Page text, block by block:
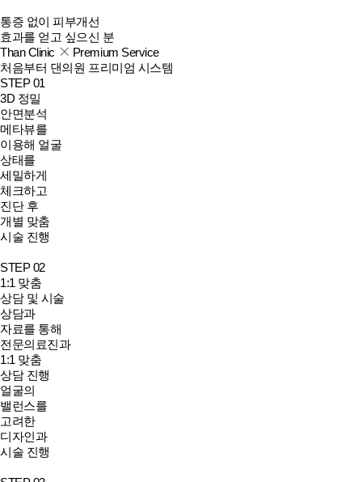
통증 없이 피부개선
효과를 얻고 싶으신 분
Than Clinic
Premium Service
처음부터 댄의원 프리미엄 시스템
STEP 01
3D 정밀
안면분석
메타뷰를
이용해 얼굴
상태를
세밀하게
체크하고
진단 후
개별 맞춤
시술 진행
STEP 02
1:1 맞춤
상담 및 시술
상담과
자료를 통해
전문의료진과
1:1 맞춤
상담 진행
얼굴의
밸런스를
고려한
디자인과
시술 진행